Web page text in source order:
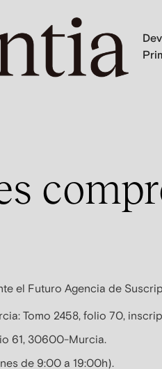
el Futuro Agencia de
Tomo 2458, folio 70,
61, 30600-Murcia.
de 9:00 a 19:00h).